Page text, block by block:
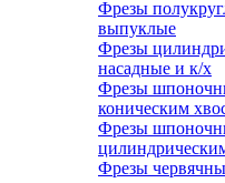
Фрезы
выпуклые
Фрезы
насадные и к/х
Фрезы
коническим
Фрезы
Фрезы